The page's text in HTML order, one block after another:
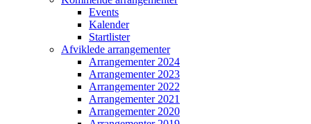
Events
Kalender
Startlister
Afviklede arrangementer
Arrangementer 2024
Arrangementer 2023
Arrangementer 2022
Arrangementer 2021
Arrangementer 2020